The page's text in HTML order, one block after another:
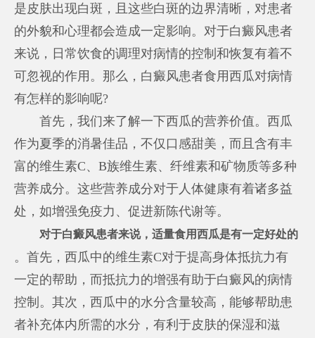
是皮肤出现白斑，且这些白斑的边界清晰，对患者
的外貌和心理都会造成一定影响。对于白癜风患者
来说，日常饮食的调理对病情的控制和恢复有着不
可忽视的作用。那么，白癜风患者食用西瓜对病情
有怎样的影响呢?
首先，我们来了解一下西瓜的营养价值。西瓜
作为夏季的消暑佳品，不仅口感甜美，而且含有丰
富的维生素C、B族维生素、纤维素和矿物质等多种
营养成分。这些营养成分对于人体健康有着诸多益
处，如增强免疫力、促进新陈代谢等。
对于白癜风患者来说，适量食用西瓜是有一定好处的
。首先，西瓜中的维生素C对于提高身体抵抗力有
一定的帮助，而抵抗力的增强有助于白癜风的病情
控制。其次，西瓜中的水分含量较高，能够帮助患
者补充体内所需的水分，有利于皮肤的保湿和滋